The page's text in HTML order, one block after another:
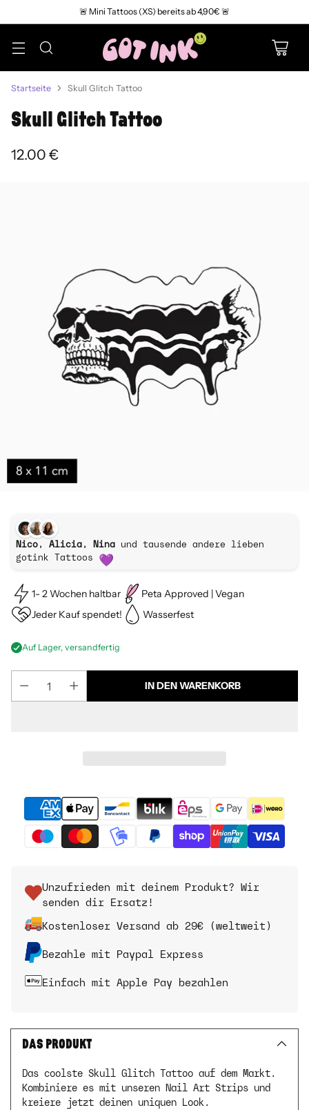
🚨 Mini Tattoos (XS) bereits ab 4,90€ 🚨
Startseite Skull Glitch Tattoo
Skull Glitch Tattoo
Normaler
12.00 €
Nico, Alicia, Nina und tausende andere lieben
gotink Tattoos
1- 2 Wochen haltbar
Peta Approved | Vegan
Jeder Kauf spendet!
Wasserfest
Auf Lager, versandfertig
IN DEN WARENKORB
Unzufrieden mit deinem Produkt? Wir
senden dir Ersatz!
Kostenloser Versand ab 29€ (weltweit)
Bezahle mit Paypal Express
Einfach mit Apple Pay bezahlen
DAS PRODUKT
Das coolste Skull Glitch Tattoo auf dem Markt.
Kombiniere es mit unseren Nail Art Strips und
kreiere jetzt deinen uniquen Look.